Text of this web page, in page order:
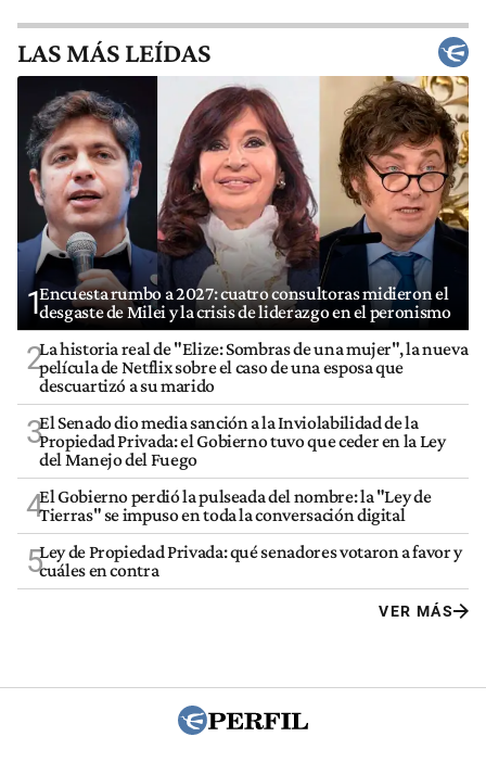
LAS MÁS LEÍDAS
1Encuesta rumbo a 2027: cuatro consultoras midieron el
desgaste de Milei y la crisis de liderazgo en el peronismo
2La historia real de "Elize: Sombras de una mujer", la nueva
película de Netflix sobre el caso de una esposa que
descuartizó a su marido
3El Senado dio media sanción a la Inviolabilidad de la
Propiedad Privada: el Gobierno tuvo que ceder en la Ley
del Manejo del Fuego
4El Gobierno perdió la pulseada del nombre: la "Ley de
Tierras" se impuso en toda la conversación digital
5Ley de Propiedad Privada: qué senadores votaron a favor y
cuáles en contra
VER MÁS